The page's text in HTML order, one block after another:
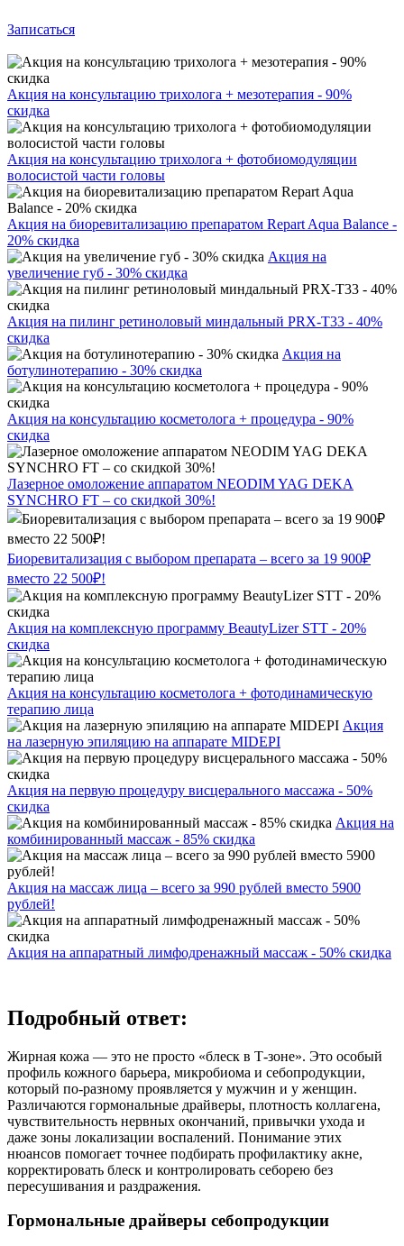
Записаться
Акция на консультацию трихолога + мезотерапия - 90%
скидка
Акция на консультацию трихолога + фотобиомодуляции
волосистой части головы
Акция на биоревитализацию препаратом Repart Aqua Balance -
20% скидка
Акция на
увеличение губ - 30% скидка
Акция на пилинг ретиноловый миндальный PRX-T33 - 40%
скидка
Акция на
ботулинотерапию - 30% скидка
Акция на консультацию косметолога + процедура - 90%
скидка
Лазерное омоложение аппаратом NEODIM YAG DEKA
SYNCHRO FT – со скидкой 30%!
Биоревитализация с выбором препарата – всего за 19 900₽
вместо 22 500₽!
Акция на комплексную программу BeautyLizer STT - 20%
скидка
Акция на консультацию косметолога + фотодинамическую
терапию лица
Акция
на лазерную эпиляцию на аппарате MIDEPI
Акция на первую процедуру висцерального массажа - 50%
скидка
Акция на
комбинированный массаж - 85% скидка
Акция на массаж лица – всего за 990 рублей вместо 5900
рублей!
Акция на аппаратный лимфодренажный массаж - 50% скидка
Подробный ответ:
Жирная кожа — это не просто «блеск в Т‑зоне». Это особый
профиль кожного барьера, микробиома и себопродукции,
который по‑разному проявляется у мужчин и у женщин.
Различаются гормональные драйверы, плотность коллагена,
чувствительность нервных окончаний, привычки ухода и
даже зоны локализации воспалений. Понимание этих
нюансов помогает точнее подбирать профилактику акне,
корректировать блеск и контролировать себорею без
пересушивания и раздражения.
Гормональные драйверы себопродукции